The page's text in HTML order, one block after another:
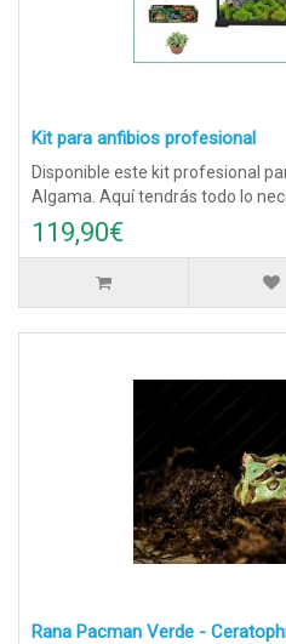
Kit para anfibios profesional
Disponible este kit profesional
Algama. Aquí tendrás todo lo
119,90€
Rana Pacman Verde -